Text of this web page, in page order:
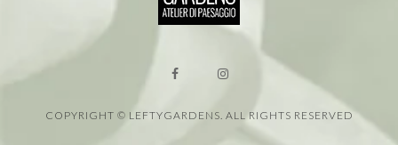
COPYRIGHT © LEFTYGARDENS. ALL RIGHTS RESERVED